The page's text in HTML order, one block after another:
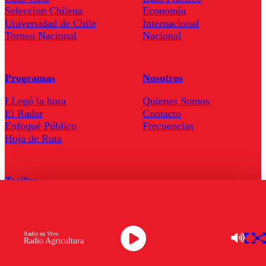
Radio Agricultura
Radio en Vivo
Seleccion Chilena
Universidad de Chile
Torneo Nacional
Economía
Internacional
Nacional
Programas
LLegó la hora
El Radar
Enfoqué Público
Hoja de Ruta
Nosotros
Quienes Somos
Contacto
Frecuencias
Tarifas